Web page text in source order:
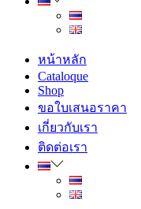
หน้าหลัก
Cataloque
Shop
ขอใบเสนอราคา
เกี่ยวกับเรา
ติดต่อเรา